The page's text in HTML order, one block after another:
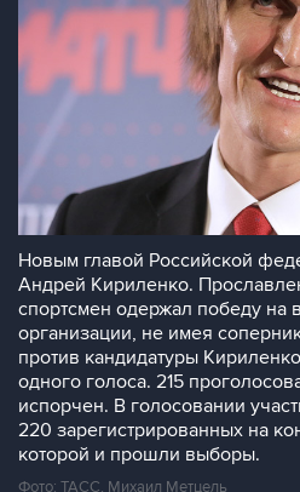
Новым главой Российской
Андрей Кириленко.
спортсмен одержал победу на
организации, не имея
против кандидатуры
одного голоса. 215
испорчен. В голосовании
220 зарегистрированных на
которой и прошли выборы.
Фото: ТАСС, Михаил Метцель